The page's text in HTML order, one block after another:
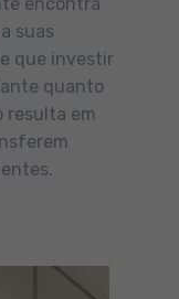
suas
que investir
quanto
resulta em